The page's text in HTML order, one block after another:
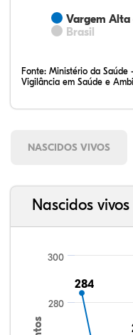
Vargem Alta
Brasil
Fonte: Ministério da Saúde
Vigilância em Saúde e
NASCIDOS VIVOS
Nascidos vivos
284
284
280
300